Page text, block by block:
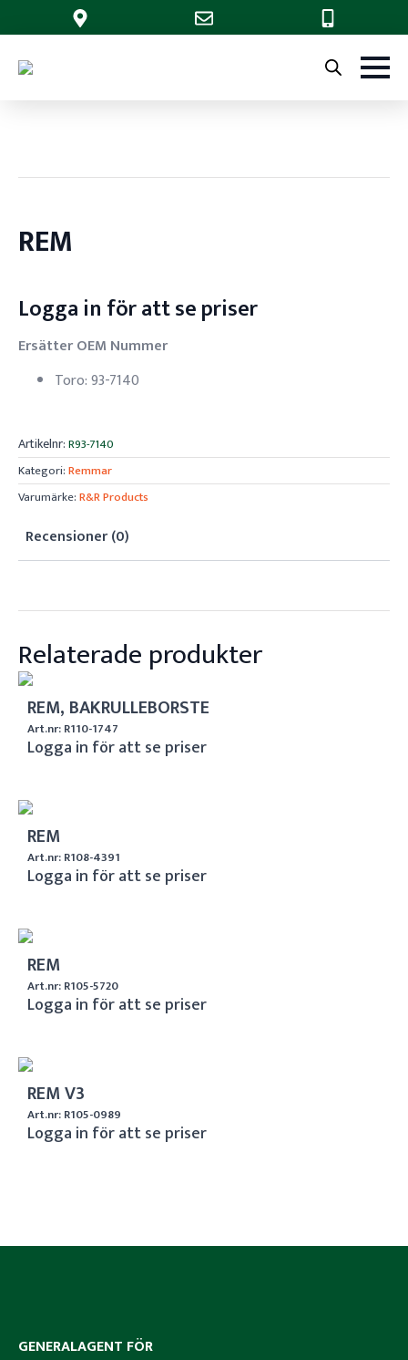
REM
Logga in för att se priser
Ersätter OEM Nummer
Toro: 93-7140
Artikelnr:R93-7140
Kategori:Remmar
Varumärke:R&R Products
Recensioner (0)
Relaterade produkter
REM, BAKRULLEBORSTE
Art.nr: R110-1747
Logga in för att se priser
REM
Art.nr: R108-4391
Logga in för att se priser
REM
Art.nr: R105-5720
Logga in för att se priser
REM V3
Art.nr: R105-0989
Logga in för att se priser
GENERALAGENT FÖR